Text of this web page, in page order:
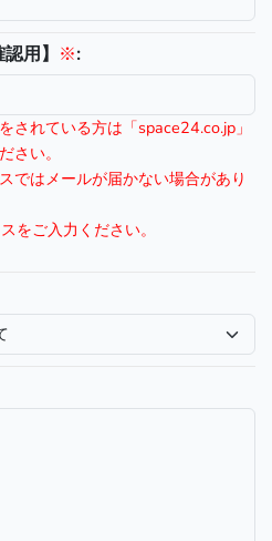
用】 ※:
されている方は「space24.co.jp」
さい。
ではメールが届かない場合があり
をご入力ください。